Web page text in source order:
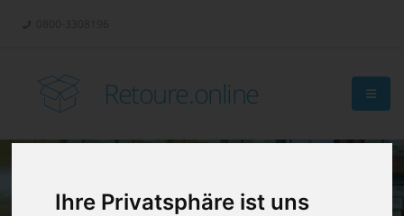
Ihre Privatsphäre ist uns
Retoure.online